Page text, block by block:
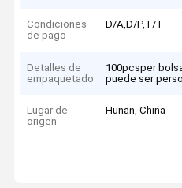
Condiciones
de pago
D/A,D/P,T/T
Detalles de
empaquetado
100pcsper
puede ser
Lugar de
origen
Hunan, China